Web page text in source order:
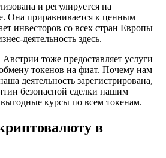
и регулируется на
Она приравнивается к ценным
инвесторов со всех стран Европы
деятельность здесь.
тоже предоставляет услуги
токенов на фиат. Почему нам
деятельность зарегистрирована,
безопасной сделки нашим
курсы по всем токенам.
в